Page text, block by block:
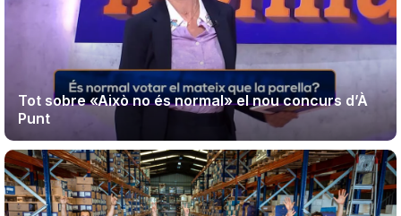
Tot sobre «Això no és normal» el nou concurs d’À
Punt